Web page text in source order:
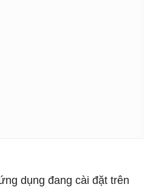
dụng đang cài đặt trên